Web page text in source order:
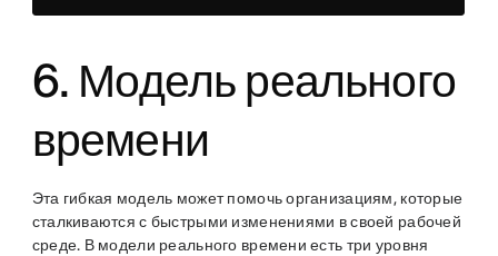
6. Модель реального
времени
Эта гибкая модель может помочь организациям, которые
сталкиваются с быстрыми изменениями в своей рабочей
среде. В модели реального времени есть три уровня